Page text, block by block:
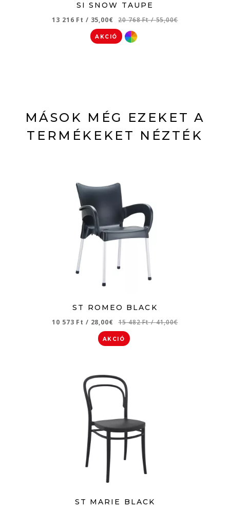
SI SNOW TAUPE
13 216 Ft / 35,00€ 20 768 Ft/ 55,00€
AKCIÓ
MÁSOK MÉG EZEKET A
TERMÉKEKET NÉZTÉK
ST ROMEO BLACK
10 573 Ft / 28,00€ 15 482 Ft/ 41,00€
AKCIÓ
ST MARIE BLACK